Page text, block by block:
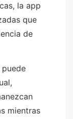
la app
que
de
puede
mientras